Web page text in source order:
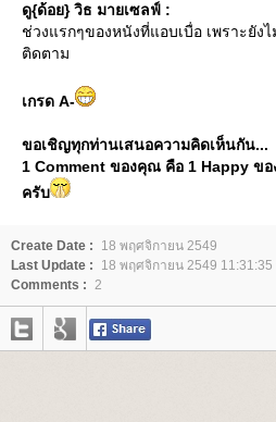
ดู{ด้อย} วิธ มายเซลฟ์ :
ช่วงแรกๆของหนังที่แอบเบื่อ เพราะยัง
ติดตาม
เกรด A-
ขอเชิญทุกท่านเสนอความคิดเห็นกัน...
1 Comment ของคุณ คือ 1 Happy ข
ครับ
Create Date :
18 พฤศจิกายน 2549
Last Update :
18 พฤศจิกายน 2549 11:31:35
Comments : 2